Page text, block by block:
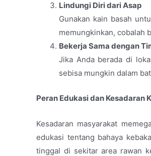
Lindungi Diri dari Asap
Gunakan kain basah
memungkinkan, cobalah
Bekerja Sama dengan
Jika Anda berada di
sebisa mungkin dalam
Peran Edukasi dan Kesadaran
Kesadaran masyarakat
edukasi tentang bahaya
tinggal di sekitar area rawan